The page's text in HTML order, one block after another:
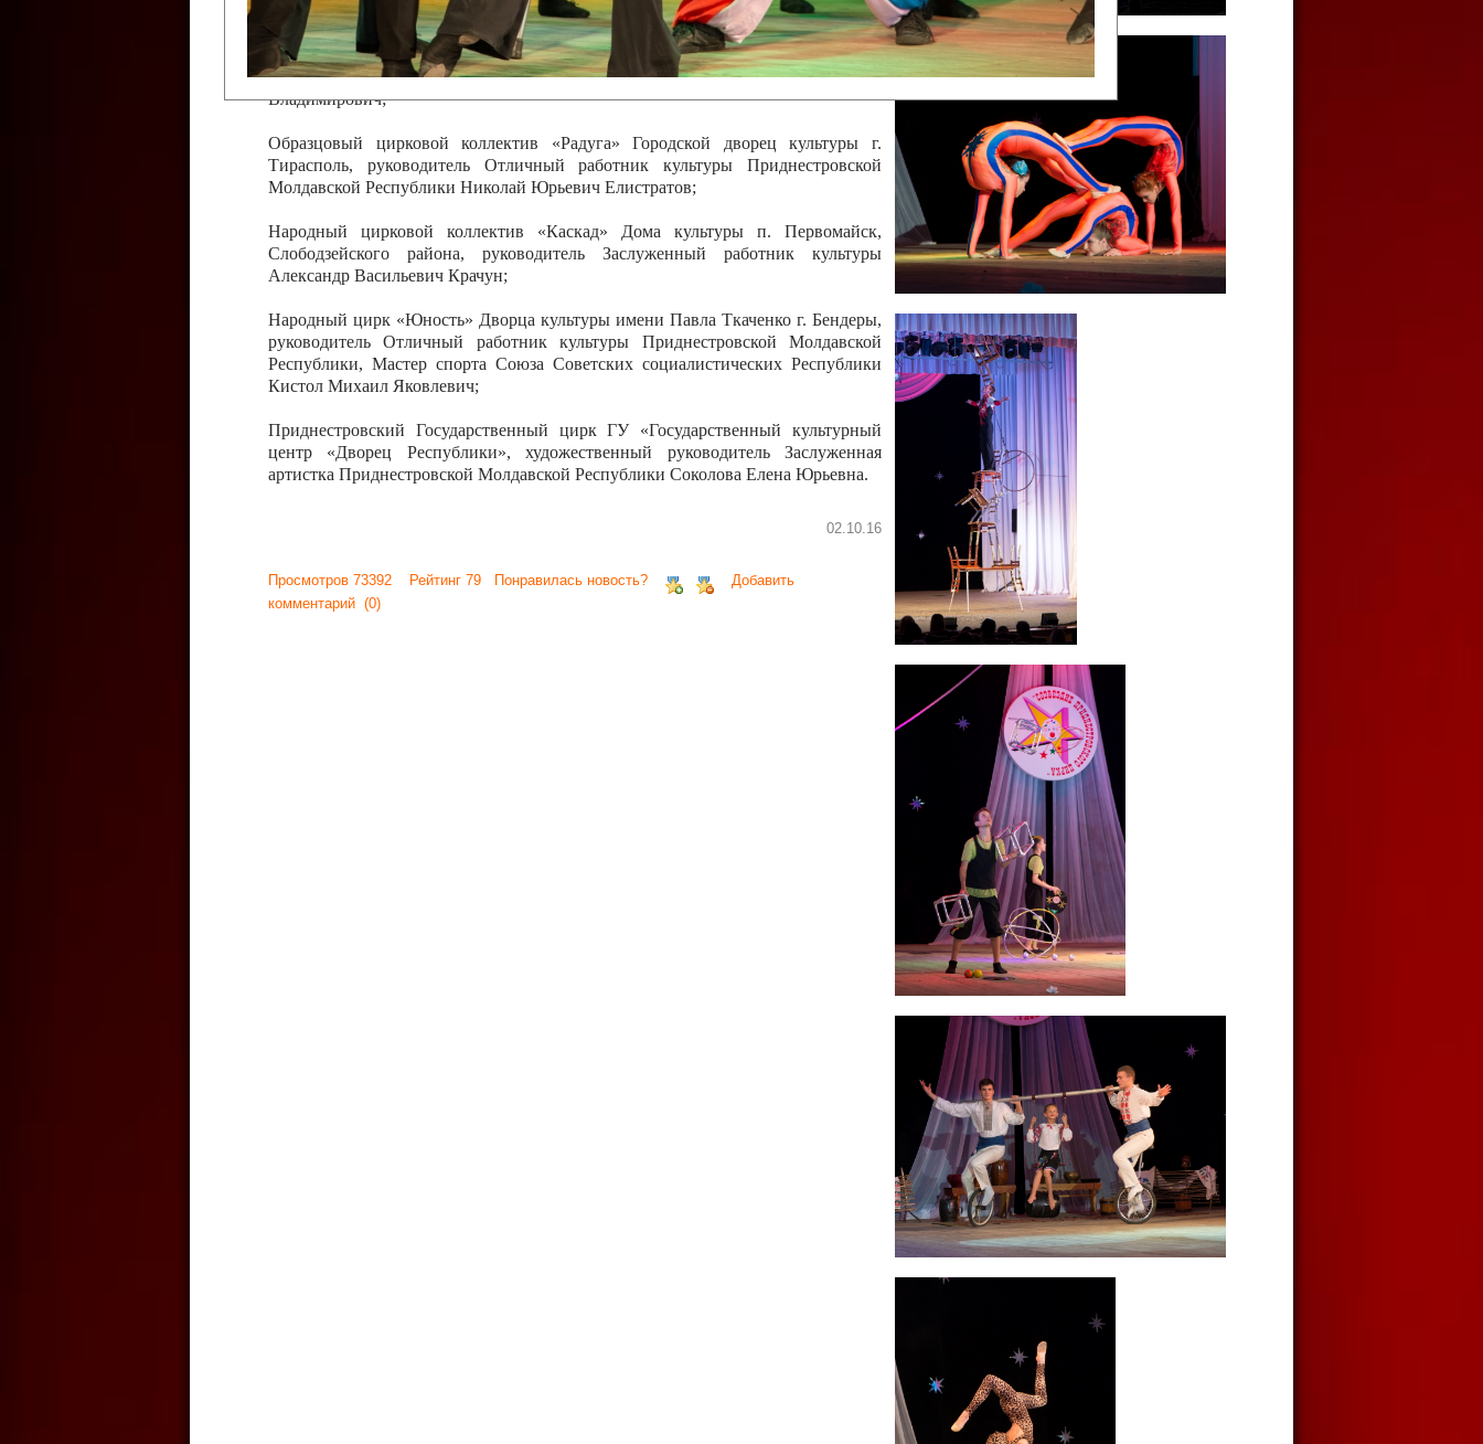
Казавчинская;
Образцовый эстрадно-цирковой коллектив «Алегро» Дома детско –юношеского
творчества с. Чобручи, Слободзейского района, руководитель Хачатурян Юрий
Владимирович;
Образцовый цирковой коллектив «Радуга» Городской дворец культуры г.
Тирасполь, руководитель Отличный работник культуры Приднестровской
Молдавской Республики Николай Юрьевич Елистратов;
Народный цирковой коллектив «Каскад» Дома культуры п. Первомайск,
Слободзейского района, руководитель Заслуженный работник культуры
Александр Васильевич Крачун;
Народный цирк «Юность» Дворца культуры имени Павла Ткаченко г. Бендеры,
руководитель Отличный работник культуры Приднестровской Молдавской
Республики, Мастер спорта Союза Советских социалистических Республики
Кистол Михаил Яковлевич;
Приднестровский Государственный цирк ГУ «Государственный культурный
центр «Дворец Республики», художественный руководитель Заслуженная
артистка Приднестровской Молдавской Республики Соколова Елена Юрьевна.
02.10.16
Просмотров 73392 Рейтинг 79 Понравилась новость?
Добавить
комментарий (0)